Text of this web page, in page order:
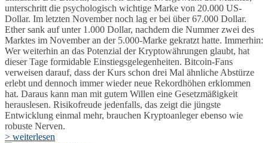
unterschritt die psychologisch wichtige Marke von 20.000 US-
Dollar. Im letzten November noch lag er bei über 67.000 Dollar.
Ether sank auf unter 1.000 Dollar, nachdem die Nummer zwei des
Marktes im November an der 5.000-Marke gekratzt hatte. Immerhin:
Wer weiterhin an das Potenzial der Kryptowährungen glaubt, hat
dieser Tage formidable Einstiegsgelegenheiten. Bitcoin-Fans
verweisen darauf, dass der Kurs schon drei Mal ähnliche Abstürze
erlebt und dennoch immer wieder neue Rekordhöhen erklommen
hat. Daraus kann man mit gutem Willen eine Gesetzmäßigkeit
herauslesen. Risikofreude jedenfalls, das zeigt die jüngste
Entwicklung einmal mehr, brauchen Kryptoanleger ebenso wie
robuste Nerven.
> weiterlesen